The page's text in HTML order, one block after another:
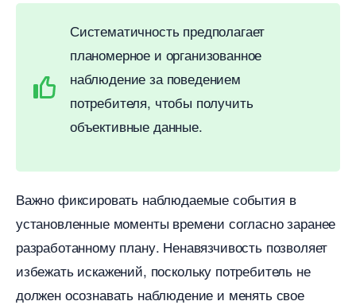
Систематичность предполагает
планомерное и организованное
наблюдение за поведением
потребителя, чтобы получить
объективные данные.
ажно фиксировать наблюдаемые события
установленные моменты времени согласно заранее
разработанному плану. Ненавязчивость позволяет
избежать искажений, поскольку потребитель не
должен осознавать наблюдение и менять свое